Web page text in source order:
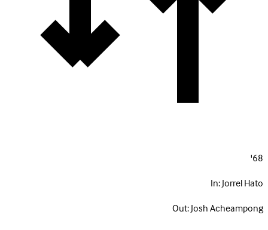
68'
In:Jorrel Hato
Out:Josh Acheampong